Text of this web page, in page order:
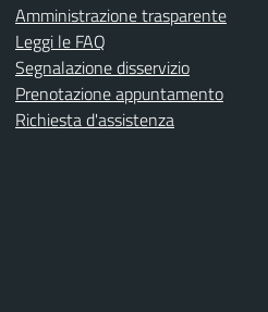
Amministrazione trasparente
Leggi le FAQ
Segnalazione disservizio
Prenotazione appuntamento
Richiesta d'assistenza